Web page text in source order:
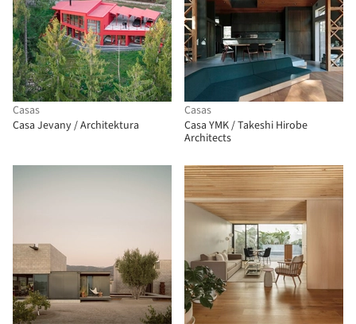
Casas
Casa Jevany / Architektura
Casas
Casa YMK / Takeshi Hirobe
Architects